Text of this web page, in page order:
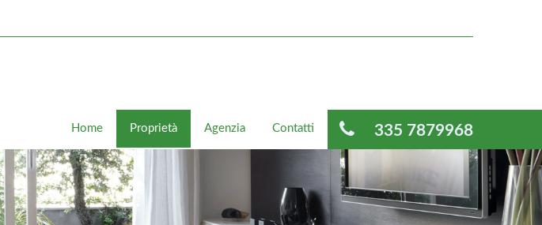
335 7879968
Home Proprietà Agenzia Contatti